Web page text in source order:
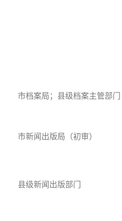
市档案局；县级档案主管部门
市新闻出版局（初审）
县级新闻出版部门